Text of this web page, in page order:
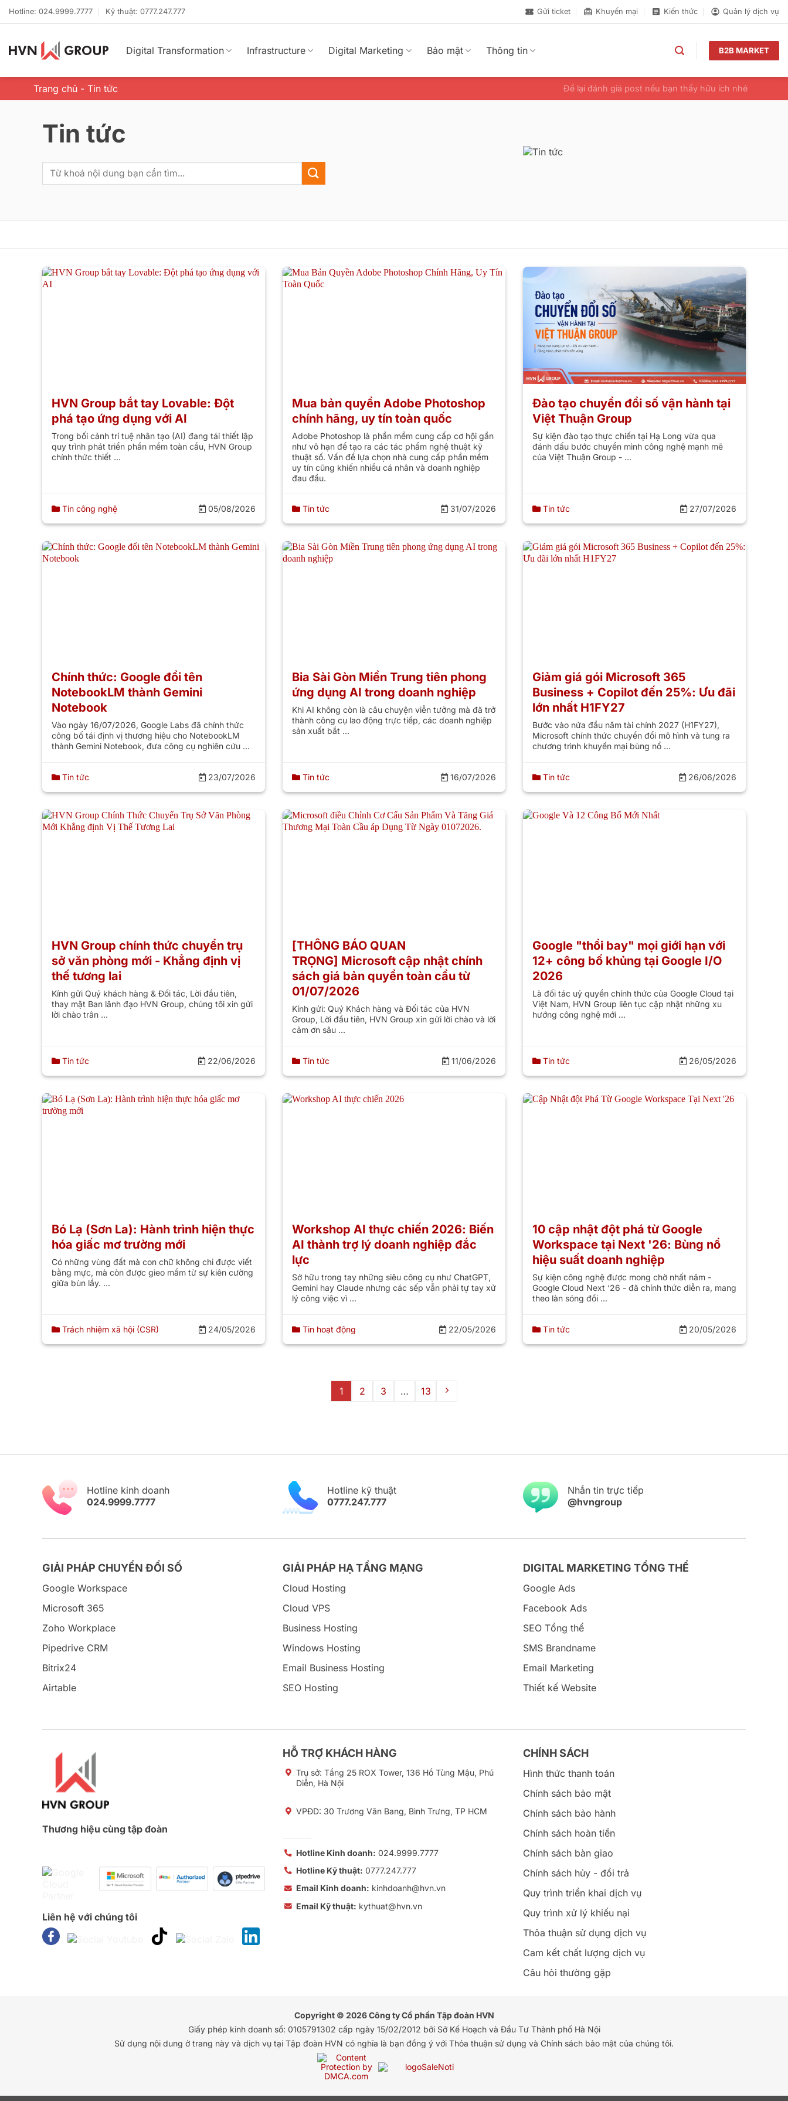
Bỏ
quaHotline: 024.9999.7777 Kỹ thuật: 0777.247.777 Gửi ticket Khuyến mại Kiến thức Quản lý dịch vụ
Digital Transformation Infrastructure Digital Marketing Bảo mật Thông tin B2B MARKET
Trang chủ - Tin tức Để lại đánh giá post nếu bạn thấy hữu ích nhé
Tin tức
kiếm:
HVN Group bắt tay Lovable: Đột
phá tạo ứng dụng với AI
Trong bối cảnh trí tuệ nhân tạo (AI) đang tái thiết lập
quy trình phát triển phần mềm toàn cầu, HVN Group
chính thức thiết ...
Tin công nghệ 05/08/2026
Mua bản quyền Adobe Photoshop
chính hãng, uy tín toàn quốc
Adobe Photoshop là phần mềm cung cấp cơ hội gần
như vô hạn để tạo ra các tác phẩm nghệ thuật kỹ
thuật số. Vấn đề lựa chọn nhà cung cấp phần mềm
uy tín cũng khiến nhiều cá nhân và doanh nghiệp
đau đầu.
Tin tức 31/07/2026
Đào tạo chuyển đổi số vận hành tại
Việt Thuận Group
Sự kiện đào tạo thực chiến tại Hạ Long vừa qua
đánh dấu bước chuyển mình công nghệ mạnh mẽ
của Việt Thuận Group - ...
Tin tức 27/07/2026
Chính thức: Google đổi tên
NotebookLM thành Gemini
Notebook
Vào ngày 16/07/2026, Google Labs đã chính thức
công bố tái định vị thương hiệu cho NotebookLM
thành Gemini Notebook, đưa công cụ nghiên cứu ...
Tin tức 23/07/2026
Bia Sài Gòn Miền Trung tiên phong
ứng dụng AI trong doanh nghiệp
Khi AI không còn là câu chuyện viễn tưởng mà đã trở
thành công cụ lao động trực tiếp, các doanh nghiệp
sản xuất bắt ...
Tin tức 16/07/2026
Giảm giá gói Microsoft 365
Business + Copilot đến 25%: Ưu đãi
lớn nhất H1FY27
Bước vào nửa đầu năm tài chính 2027 (H1FY27),
Microsoft chính thức chuyển đổi mô hình và tung ra
chương trình khuyến mại bùng nổ ...
Tin tức 26/06/2026
HVN Group chính thức chuyển trụ
sở văn phòng mới - Khẳng định vị
thế tương lai
Kính gửi Quý khách hàng & Đối tác, Lời đầu tiên,
thay mặt Ban lãnh đạo HVN Group, chúng tôi xin gửi
lời chào trân ...
Tin tức 22/06/2026
[THÔNG BÁO QUAN
TRỌNG] Microsoft cập nhật chính
sách giá bản quyền toàn cầu từ
01/07/2026
Kính gửi: Quý Khách hàng và Đối tác của HVN
Group, Lời đầu tiên, HVN Group xin gửi lời chào và lời
cảm ơn sâu ...
Tin tức 11/06/2026
Google "thổi bay" mọi giới hạn với
12+ công bố khủng tại Google I/O
2026
Là đối tác uỷ quyền chính thức của Google Cloud tại
Việt Nam, HVN Group liên tục cập nhật những xu
hướng công nghệ mới ...
Tin tức 26/05/2026
Bó Lạ (Sơn La): Hành trình hiện thực
hóa giấc mơ trường mới
Có những vùng đất mà con chữ không chỉ được viết
bằng mực, mà còn được gieo mầm từ sự kiên cường
giữa bùn lầy. ...
Trách nhiệm xã hội (CSR) 24/05/2026
Workshop AI thực chiến 2026: Biến
AI thành trợ lý doanh nghiệp đắc
lực
Sở hữu trong tay những siêu công cụ như ChatGPT,
Gemini hay Claude nhưng các sếp vẫn phải tự tay xử
lý công việc vì ...
Tin hoạt động 22/05/2026
10 cập nhật đột phá từ Google
Workspace tại Next '26: Bùng nổ
hiệu suất doanh nghiệp
Sự kiện công nghệ được mong chờ nhất năm -
Google Cloud Next ‘26 - đã chính thức diễn ra, mang
theo làn sóng đổi ...
Tin tức 20/05/2026
1 2 3 … 13
Hotline kinh doanh
024.9999.7777
Hotline kỹ thuật
0777.247.777
Nhắn tin trực tiếp
@hvngroup
GIẢI PHÁP CHUYỂN ĐỔI SỐ
Google Workspace
Microsoft 365
Zoho Workplace
Pipedrive CRM
Bitrix24
Airtable
GIẢI PHÁP HẠ TẦNG MẠNG
Cloud Hosting
Cloud VPS
Business Hosting
Windows Hosting
Email Business Hosting
SEO Hosting
DIGITAL MARKETING TỔNG THỂ
Google Ads
Facebook Ads
SEO Tổng thể
SMS Brandname
Email Marketing
Thiết kế Website
Thương hiệu cùng tập đoàn
Liên hệ với chúng tôi
HỖ TRỢ KHÁCH HÀNG
Trụ sở: Tầng 25 ROX Tower, 136 Hồ Tùng Mậu, Phú
Diễn, Hà Nội
VPĐD: 30 Trương Văn Bang, Bình Trưng, TP HCM
Hotline Kinh doanh: 024.9999.7777
Hotline Kỹ thuật: 0777.247.777
Email Kinh doanh: kinhdoanh@hvn.vn
Email Kỹ thuật: kythuat@hvn.vn
CHÍNH SÁCH
Hình thức thanh toán
Chính sách bảo mật
Chính sách bảo hành
Chính sách hoàn tiền
Chính sách bàn giao
Chính sách hủy - đổi trả
Quy trình triển khai dịch vụ
Quy trình xử lý khiếu nại
Thỏa thuận sử dụng dịch vụ
Cam kết chất lượng dịch vụ
Câu hỏi thường gặp
Copyright © 2026 Công ty Cổ phần Tập đoàn HVN
Giấy phép kinh doanh số: 0105791302 cấp ngày 15/02/2012 bởi Sở Kế Hoạch và Đầu Tư Thành phố Hà Nội
Sử dụng nội dung ở trang này và dịch vụ tại Tập đoàn HVN có nghĩa là bạn đồng ý với Thỏa thuận sử dụng và Chính sách bảo mật của chúng tôi.